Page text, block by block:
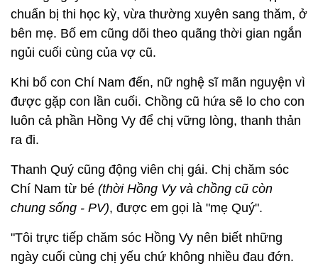
chuẩn bị thi học kỳ, vừa thường xuyên sang thăm, ở
bên mẹ. Bố em cũng dõi theo quãng thời gian ngắn
ngủi cuối cùng của vợ cũ.
Khi bố con Chí Nam đến, nữ nghệ sĩ mãn nguyện vì
được gặp con lần cuối. Chồng cũ hứa sẽ lo cho con
luôn cả phần Hồng Vy để chị vững lòng, thanh thản
ra đi.
Thanh Quý cũng động viên chị gái. Chị chăm sóc
Chí Nam từ bé (thời Hồng Vy và chồng cũ còn
chung sống - PV), được em gọi là "mẹ Quý".
"Tôi trực tiếp chăm sóc Hồng Vy nên biết những
ngày cuối cùng chị yếu chứ không nhiều đau đớn.